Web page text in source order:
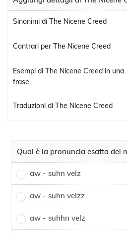
Sinonimi di The Nicene Creed
Contrari per The Nicene Creed
Esempi di The Nicene Creed in una
frase
Traduzioni di The Nicene Creed
Qual è la pronuncia esatta del
aw - suhn velz
aw - suhn velzz
aw - suhhn velz